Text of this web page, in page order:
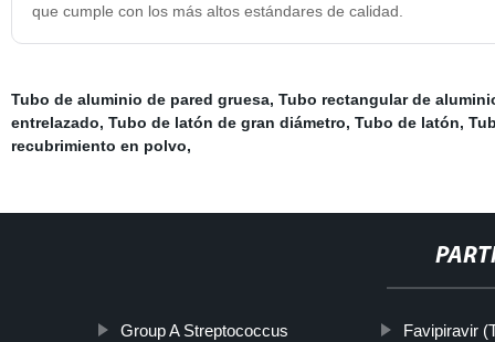
que cumple con los más altos estándares de calidad.
Tubo de aluminio de pared gruesa, Tubo rectangular de
entrelazado, Tubo de latón de gran diámetro, Tubo de latón,
recubrimiento en polvo,
Group A Streptococcus Favipiravir